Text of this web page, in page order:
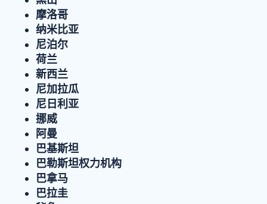
摩洛哥
纳米比亚
尼泊尔
荷兰
新西兰
尼加拉瓜
尼日利亚
挪威
阿曼
巴基斯坦
巴勒斯坦权力机构
巴拿马
巴拉圭